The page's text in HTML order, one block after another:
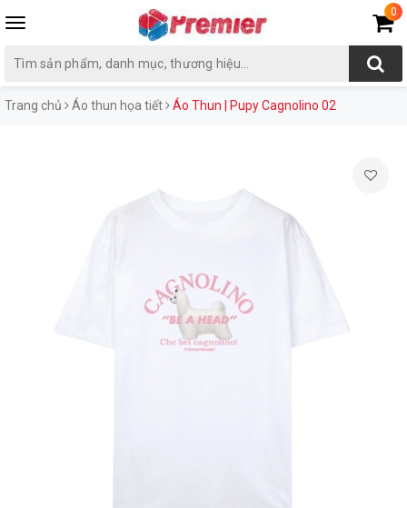
Toggle
0
Trang chủ Áo thun họa tiết Áo Thun | Pupy Cagnolino 02